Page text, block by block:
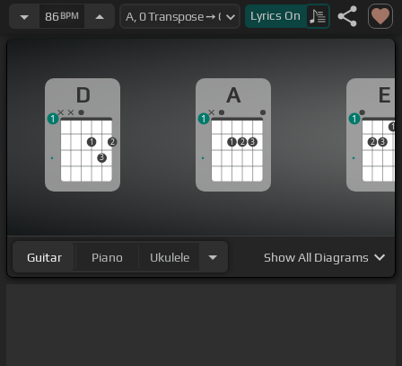
[D]
[F#m] [E]
Mendahi seketika, hati yang tak
berbalas oleh
cintamu
86 BPM Lyrics On
D
1
3
2
1
A
1 2 3
1
E
2 3
1
1
Guitar Piano Ukulele ShowAll Diagrams